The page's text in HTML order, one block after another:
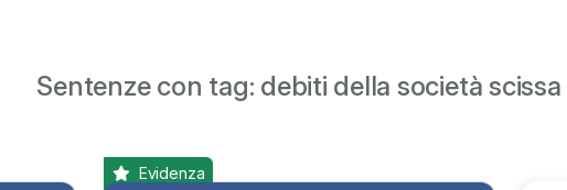
Sentenze con tag: debiti della società scissa
Evidenza